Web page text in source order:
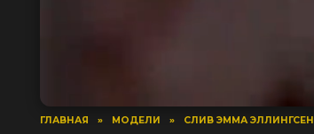
ГЛАВНАЯ » МОДЕЛИ » СЛИВ ЭММА ЭЛЛИНГСЕН